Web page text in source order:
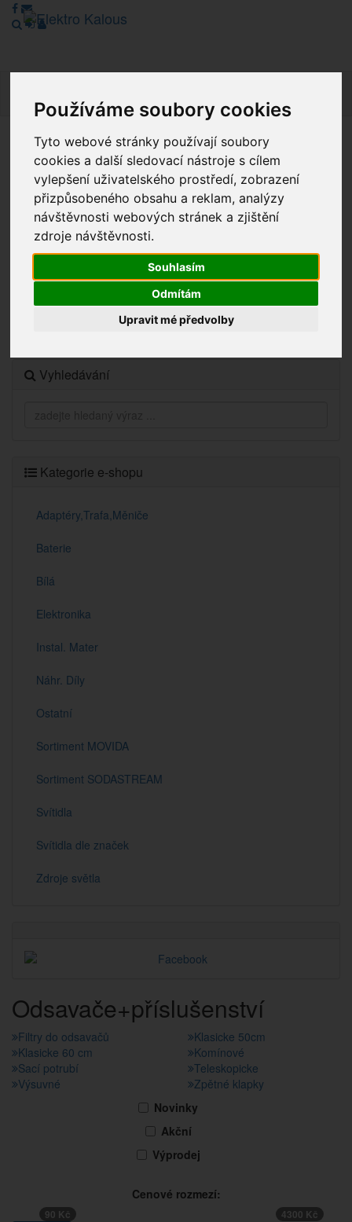
Používáme soubory cookies
Tyto webové stránky používají soubory
cookies a další sledovací nástroje s cílem
vylepšení uživatelského prostředí, zobrazení
přizpůsobeného obsahu a reklam, analýzy
návštěvnosti webových stránek a zjištění
zdroje návštěvnosti.
Souhlasím
Odmítám
Upravit mé předvolby
Vážení zákazníci, v tuto chvíli je Náš internetový obchod v
režimu Katalogu. Objednávky on-line nyní nelze vyřídit.
Děkujeme za pochopení.
Výprodej
Novinky
Vyhledávání
Kategorie e-shopu
Adaptéry,Trafa,Měniče
Baterie
Bílá
Elektronika
Instal. Mater
Náhr. Díly
Ostatní
Sortiment MOVIDA
Sortiment SODASTREAM
Svítidla
Svítidla dle značek
Zdroje světla
Odsavače+příslušenství
Filtry do odsavačů
Klasicke 50cm
Klasicke 60 cm
Komínové
Sací potrubí
Teleskopicke
Výsuvné
Zpětné klapky
Novinky
Akční
Výprodej
Cenové rozmezí:
90 Kč 4300 Kč